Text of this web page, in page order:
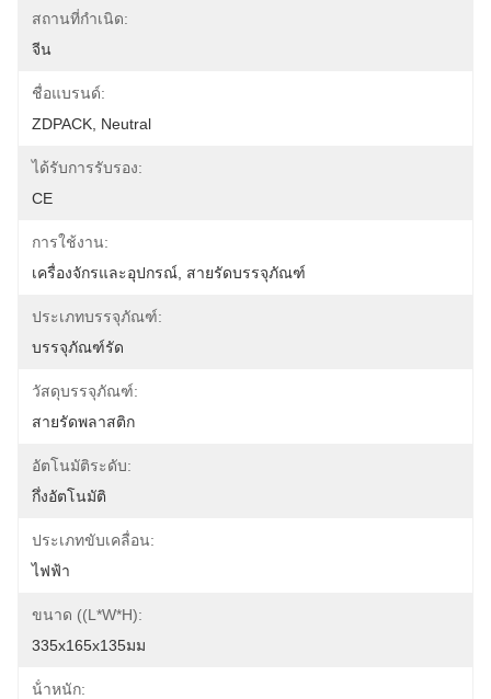
สถานที่กำเนิด:
จีน
ชื่อแบรนด์:
ZDPACK, Neutral
ได้รับการรับรอง:
CE
การใช้งาน:
เครื่องจักรและอุปกรณ์, สายรัดบรรจุภัณฑ์
ประเภทบรรจุภัณฑ์:
บรรจุภัณฑ์รัด
วัสดุบรรจุภัณฑ์:
สายรัดพลาสติก
อัตโนมัติระดับ:
กึ่งอัตโนมัติ
ประเภทขับเคลื่อน:
ไฟฟ้า
ขนาด ((L*W*H):
335x165x135มม
น้ําหนัก: